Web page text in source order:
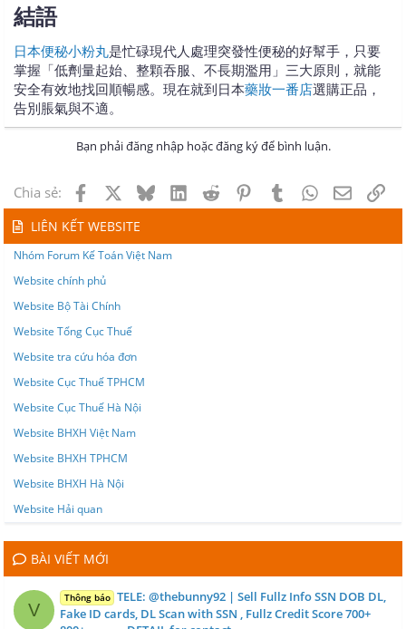
結語​
日本便秘小粉丸是忙碌現代人處理突發性便秘的好幫手，只要
掌握「低劑量起始、整顆吞服、不長期濫用」三大原則，就能
安全有效地找回順暢感。現在就到日本藥妝一番店選購正品，
告別脹氣與不適。
Bạn phải đăng nhập hoặc đăng ký để bình luận.
Chia sẻ: Facebook BlueskyLinkedInReddit PinterestTumblrWhatsApp
Email
LIÊN KẾT WEBSITE
Nhóm Forum Kế Toán Việt Nam
Website chính phủ
Website Bộ Tài Chính
Website Tổng Cục Thuế
Website tra cứu hóa đơn
Website Cục Thuế TPHCM
Website Cục Thuế Hà Nội
Website BHXH Việt Nam
Website BHXH TPHCM
Website BHXH Hà Nội
Website Hải quan
BÀI VIẾT MỚI
V
Thông báo TELE: @thebunny92 | Sell Fullz Info SSN DOB DL,
Fake ID cards, DL Scan with SSN , Fullz Credit Score 700+